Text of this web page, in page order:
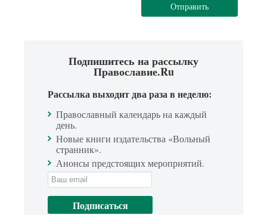
Отправить
Подпишитесь на рассылку
Православие.Ru
Рассылка выходит два раза в неделю:
Православный календарь на каждый
день.
Новые книги издательства «Вольный
странник».
Анонсы предстоящих мероприятий.